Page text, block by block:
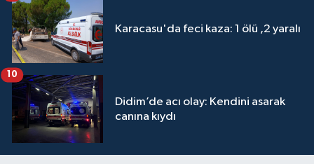
Karacasu'da feci kaza: 1 ölü ,2 yaralı
Didim’de acı olay: Kendini asarak
canına kıydı
10